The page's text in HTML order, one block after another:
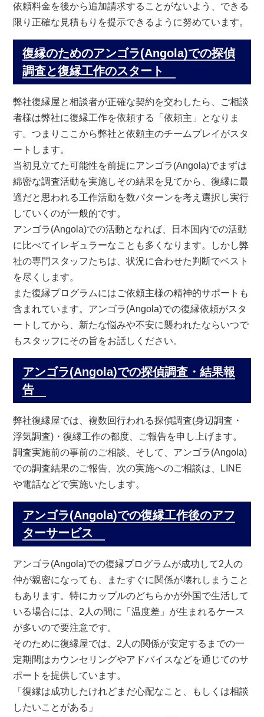
依頼料金を後から追加請求することがないよう、できる
限り正確な見積もりを提示できるように努めています。
復縁のためのアンゴラ(Angola)での探偵
調査と復縁工作のスタート
弊社復縁屋と相談者が正確な契約を交わしたら、ご相談
者様は弊社に復縁工作を依頼する「依頼主」となりま
す。つまりここから弊社と依頼主のチームプレイがスタ
ートします。
当初見立てた可能性を前提にアンゴラ(Angola)でまずは
綿密な調査活動を実施しその結果を見てから、復縁に最
適だと思われる工作活動を数パターンを考え選択し実行
していくのが一般的です。
アンゴラ(Angola)での活動となれば、日本国内での活動
に比べてイレギュラーなことも多くなります。しかし弊
社の専門スタッフたちは、状況に合わせた判断でベスト
を尽くします。
また復縁プログラムにはご依頼主様の精神的サポートも
含まれています。アンゴラ(Angola)での復縁依頼がスタ
ートしてから、新たな悩みや不安に襲われたならいつで
もスタッフにその旨をお話しください。
アンゴラ(Angola)での探偵調査・結果報
告
弊社復縁屋では、複数回行われる探偵調査(身辺調査・
浮気調査)・復縁工作の都度、ご報告を申し上げます。
調査実施前の事前のご相談、そして、アンゴラ(Angola)
での調査結果のご報告、次の実施へのご相談は、LINE
や電話などで実施いたします。
アンゴラ(Angola)での復縁工作後のアフ
ターサービス
アンゴラ(Angola)での復縁プログラムが成功して2人の
仲が親密になっても、またすぐに関係が壊れしまうこと
もあります。特にカップルのどちらかが外国で生活して
いる場合には、2人の間に「温度差」が生まれるケース
が多いので要注意です。
そのために復縁屋では、2人の関係が安定するまでの一
定期間はカウンセリングやアドバイスなどを通じてのサ
ポートを提供しています。
「復縁は成功したけれどまだ心配なこと、もしくは相談
したいことがある」